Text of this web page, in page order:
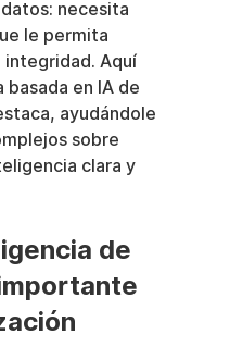
necesita
le permita
integridad. Aquí
en IA de
ayudándole
sobre
clara y
de